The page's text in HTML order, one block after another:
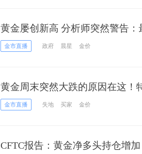
黄金屡创新高 分析师突然警告：
元！
金市直播 政府 晨星 金价
黄金周末突然大跌的原因在这！
如何交易黄金？
金市直播 失地 买家 金价
CFTC报告：黄金净多头持仓增